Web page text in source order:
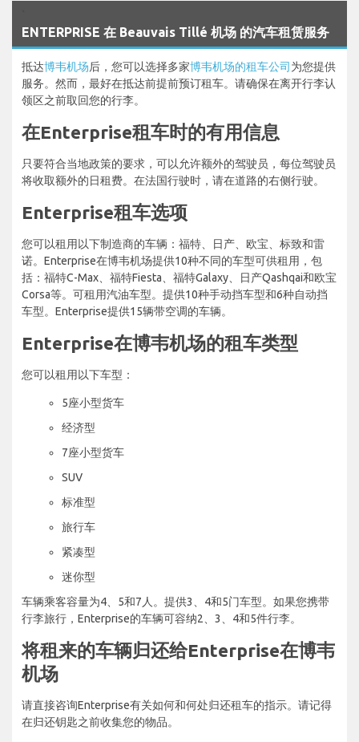
ENTERPRISE 在 Beauvais Tillé 机场 的汽车租赁服务
抵达博韦机场后，您可以选择多家博韦机场的租车公司为您提供
服务。然而，最好在抵达前提前预订租车。请确保在离开行李认
领区之前取回您的行李。
在Enterprise租车时的有用信息
只要符合当地政策的要求，可以允许额外的驾驶员，每位驾驶员
将收取额外的日租费。在法国行驶时，请在道路的右侧行驶。
Enterprise租车选项
您可以租用以下制造商的车辆：福特、日产、欧宝、标致和雷
诺。Enterprise在博韦机场提供10种不同的车型可供租用，包
括：福特C-Max、福特Fiesta、福特Galaxy、日产Qashqai和欧宝
Corsa等。可租用汽油车型。提供10种手动挡车型和6种自动挡
车型。Enterprise提供15辆带空调的车辆。
Enterprise在博韦机场的租车类型
您可以租用以下车型：
5座小型货车
经济型
7座小型货车
SUV
标准型
旅行车
紧凑型
迷你型
车辆乘客容量为4、5和7人。提供3、4和5门车型。如果您携带
行李旅行，Enterprise的车辆可容纳2、3、4和5件行李。
将租来的车辆归还给Enterprise在博韦
机场
请直接咨询Enterprise有关如何和何处归还租车的指示。请记得
在归还钥匙之前收集您的物品。